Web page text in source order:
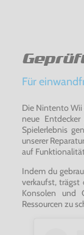
Für
Die Nintento Wii
neue
Spielerlebnis
unserer
auf
Indem du
verkaufst, trägst
Konsolen und
Ressourcen zu